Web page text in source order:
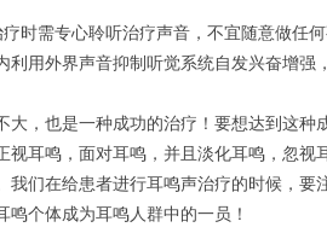
时需专心聆听治疗声音，不宜随意做任
用外界声音抑制听觉系统自发兴奋增
，也是一种成功的治疗！要想达到这
耳鸣，面对耳鸣，并且淡化耳鸣，忽
们在给患者进行耳鸣声治疗的时候，
个体成为耳鸣人群中的一员！